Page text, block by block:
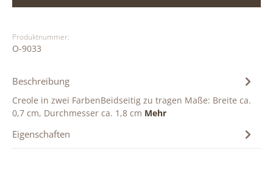
Produktnummer:
O-9033
Beschreibung
Creole in zwei FarbenBeidseitig zu tragen Maße: Breite ca.
0,7 cm, Durchmesser ca. 1,8 cm Mehr
Eigenschaften